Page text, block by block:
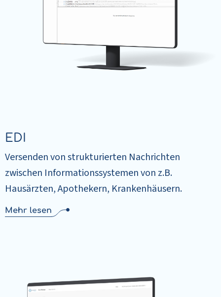
EDI
Versenden von strukturierten Nachrichten
zwischen Informationssystemen von z.B.
Hausärzten, Apothekern, Krankenhäusern.
Mehr lesen